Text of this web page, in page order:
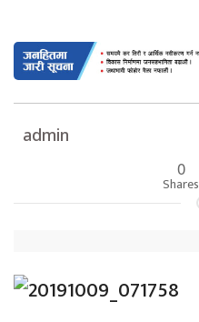
admin
0
Shares